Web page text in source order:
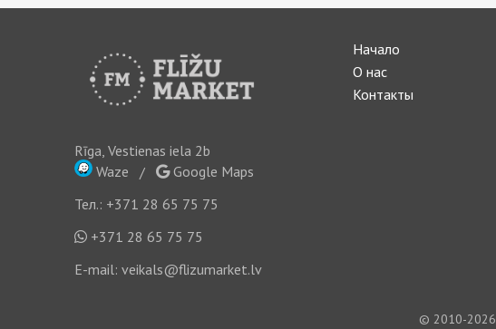
Rīga, Vestienas iela 2b
Waze /
Google Maps
Тел.: +371 28 65 75 75
+371 28 65 75 75
E-mail: veikals@flizumarket.lv
Начало
О нас
Контакты
© 2010-2026